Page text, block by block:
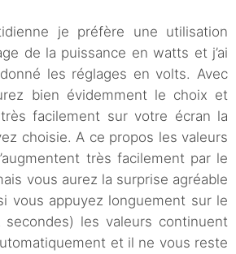
je préfère une utilisation
de la puissance en watts et j’ai
les réglages en volts. Avec
bien évidemment le choix et
facilement sur votre écran la
choisie. A ce propos les valeurs
très facilement par le
vous aurez la surprise agréable
vous appuyez longuement sur le
les valeurs continuent
et il ne vous reste